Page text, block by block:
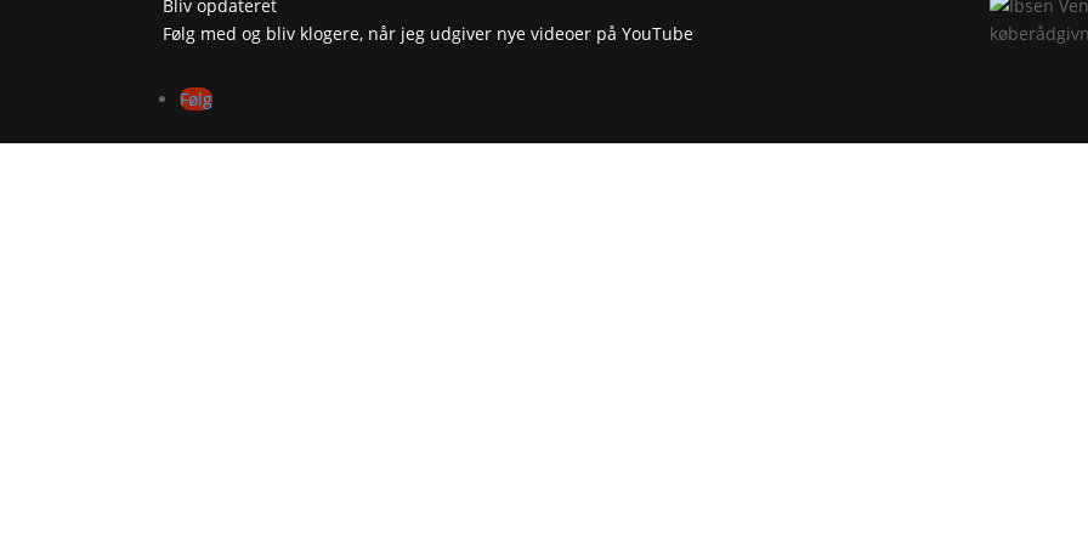
Bliv opdateret
Følg med og bliv klogere, når jeg udgiver nye videoer på YouTube
Følg